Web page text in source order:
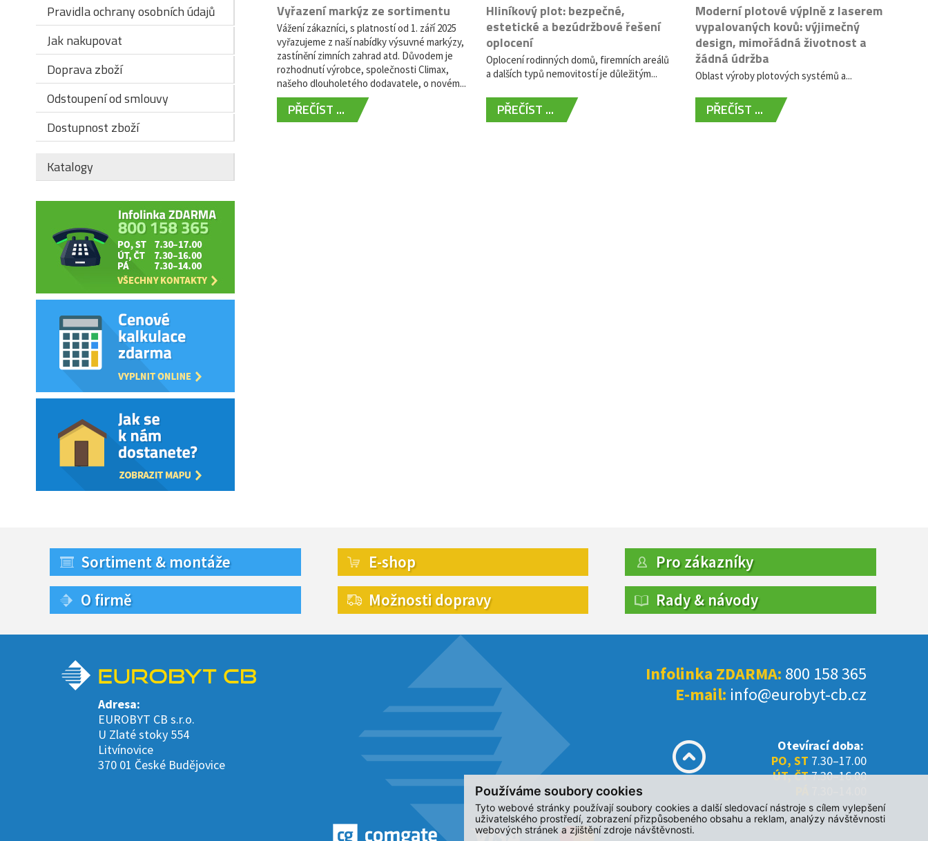
Používáme soubory cookies
Tyto webové stránky používají soubory cookies a další sledovací nástroje s cílem vylepšení
uživatelského prostředí, zobrazení přizpůsobeného obsahu a reklam, analýzy návštěvnosti
webových stránek a zjištění zdroje návštěvnosti.
Pravidla ochrany osobních údajů
Jak nakupovat
Doprava zboží
Odstoupení od smlouvy
Dostupnost zboží
Katalogy
Vyřazení markýz ze sortimentu
Vážení zákazníci, s platností od 1. září 2025
vyřazujeme z naší nabídky výsuvné markýzy,
zastínění zimních zahrad atd. Důvodem je
rozhodnutí výrobce, společnosti Climax,
našeho dlouholetého dodavatele, o novém...
PŘEČÍST ...
Hliníkový plot: bezpečné,
estetické a bezúdržbové řešení
oplocení
Oplocení rodinných domů, firemních areálů
a dalších typů nemovitostí je důležitým...
PŘEČÍST ...
Moderní plotové výplně z laserem
vypalovaných kovů: výjimečný
design, mimořádná životnost a
žádná údržba
Oblast výroby plotových systémů a...
PŘEČÍST ...
Sortiment & montáže
O firmě
E-shop
Možnosti dopravy
Pro zákazníky
Rady & návody
Adresa:
EUROBYT CB s.r.o.
U Zlaté stoky 554
Litvínovice
370 01 České Budějovice
Infolinka ZDARMA: 800 158 365
E-mail: info@eurobyt-cb.cz
Otevírací doba:
PO, ST 7.30–17.00
ÚT, ČT7.30–16.00